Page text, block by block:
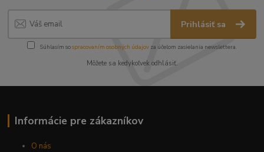
Prihlásiť sa
Súhlasím sospracovaním osobných údajov za účelom zasielania newslettera.
Môžete sa kedykoľvek odhlásiť.
Informácie pre zákazníkov
O nás